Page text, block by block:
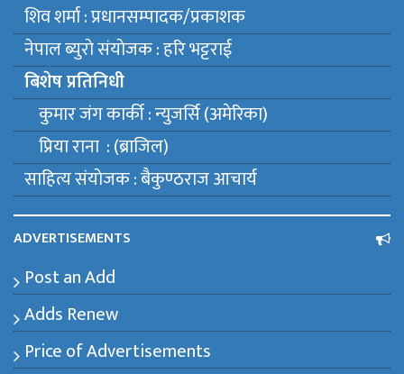
शिव शर्मा : प्रधानसम्पादक/प्रकाशक
नेपाल ब्युराे संयाेजक : हरि भट्टराई
बिशेष प्रतिनिधी
कुमार जंग कार्की : न्युजर्सि (अमेरिका)
प्रिया राना : (ब्राजिल)
साहित्य संयाेजक : बैकुण्ठराज आचार्य
ADVERTISEMENTS
Post an Add
Adds Renew
Price of Advertisements